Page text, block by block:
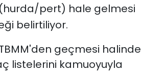
pert) hale gelmesi
belirtiliyor.
geçmesi halinde
listelerini kamuoyuyla